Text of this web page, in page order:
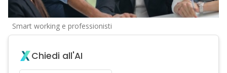
Smart working e professionisti
Chiedi all'AI